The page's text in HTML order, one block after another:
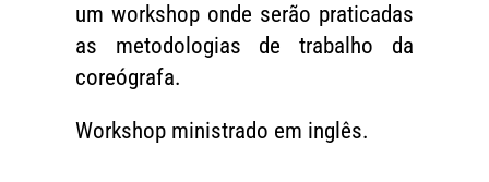
um workshop onde serão praticadas
as metodologias de trabalho da
coreógrafa.
Workshop ministrado em inglês.